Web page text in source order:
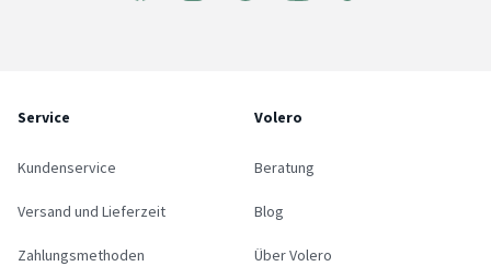
Service
Kundenservice
Versand und Lieferzeit
Zahlungsmethoden
Volero
Beratung
Blog
Über Volero